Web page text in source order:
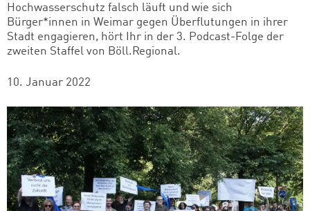
Hochwasserschutz falsch läuft und wie sich
Bürger*innen in Weimar gegen Überflutungen in ihrer
Stadt engagieren, hört Ihr in der 3. Podcast-Folge der
zweiten Staffel von Böll.Regional.
10. Januar 2022